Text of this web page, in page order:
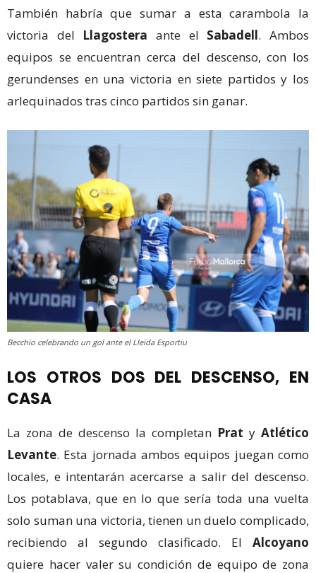
También habría que sumar a esta carambola la
victoria del Llagostera ante el Sabadell. Ambos
equipos se encuentran cerca del descenso, con los
gerundenses en una victoria en siete partidos y los
arlequinados tras cinco partidos sin ganar.
Becchio celebrando un gol ante el Lleida Esportiu
LOS OTROS DOS DEL DESCENSO, EN
CASA
La zona de descenso la completan Prat y Atlético
Levante. Esta jornada ambos equipos juegan como
locales, e intentarán acercarse a salir del descenso.
Los potablava, que en lo que sería toda una vuelta
solo suman una victoria, tienen un duelo complicado,
recibiendo al segundo clasificado. El Alcoyano
quiere hacer valer su condición de equipo de zona